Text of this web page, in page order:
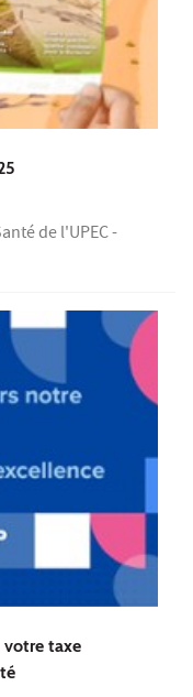
de l'UPEC -
votre taxe